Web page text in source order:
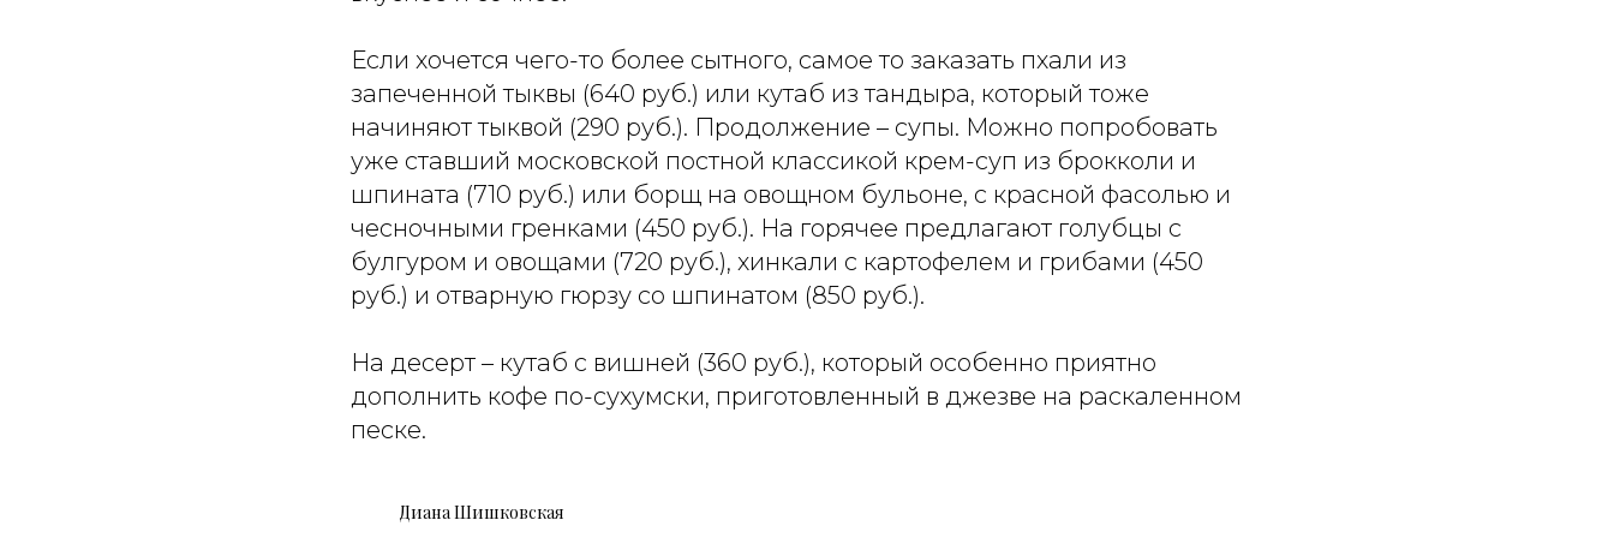
Если хочется чего-то более сытного, самое то заказать пхали из
запеченной тыквы (640 руб.) или кутаб из тандыра, который тоже
начиняют тыквой (290 руб.). Продолжение – супы. Можно попробовать
уже ставший московской постной классикой крем-суп из брокколи и
шпината (710 руб.) или борщ на овощном бульоне, с красной фасолью и
чесночными гренками (450 руб.). На горячее предлагают голубцы с
булгуром и овощами (720 руб.), хинкали с картофелем и грибами (450
руб.) и отварную гюрзу со шпинатом (850 руб.).
На десерт – кутаб с вишней (360 руб.), который особенно приятно
дополнить кофе по-сухумски, приготовленный в джезве на раскаленном
песке.
Диана Шишковская